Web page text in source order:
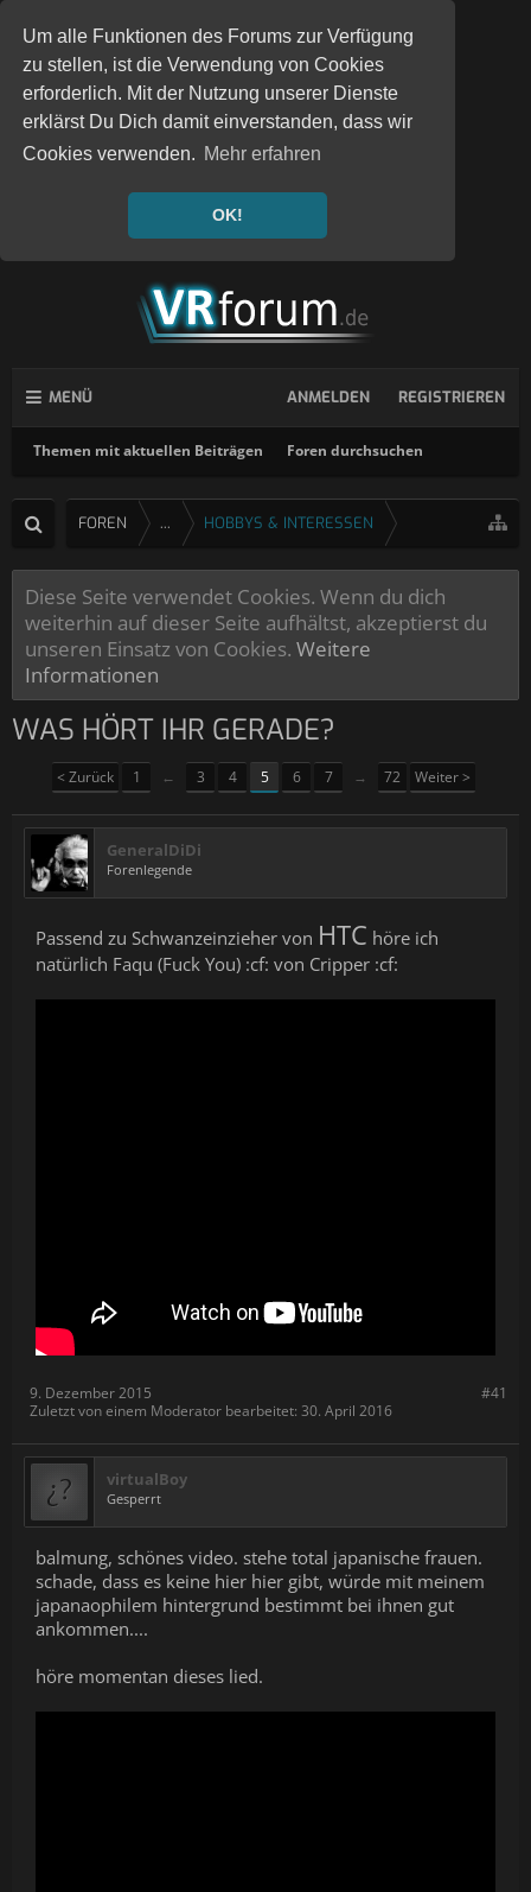
Um alle Funktionen des Forums zur Verfügung
zu stellen, ist die Verwendung von Cookies
erforderlich. Mit der Nutzung unserer Dienste
erklärst Du Dich damit einverstanden, dass wir
Cookies verwenden. Mehr erfahren
OK!
MENÜ
Themen mit aktuellen Beiträgen Foren durchsuchen
ANMELDEN REGISTRIEREN
FOREN ... HOBBYS & INTERESSEN
Diese Seite verwendet Cookies. Wenn du dich
weiterhin auf dieser Seite aufhältst, akzeptierst du
unseren Einsatz von Cookies. Weitere
Informationen
WAS HÖRT IHR GERADE?
< Zurück 1 ← 3 4 5 6 7 → 72 Weiter >
GeneralDiDi
Forenlegende
Passend zu Schwanzeinzieher von HTC höre ich
natürlich Faqu (Fuck You) :cf: von Cripper :cf:
#41
9. Dezember 2015
Zuletzt von einem Moderator bearbeitet: 30. April 2016
virtualBoy
Gesperrt
balmung, schönes video. stehe total japanische frauen.
schade, dass es keine hier hier gibt, würde mit meinem
japanaophilem hintergrund bestimmt bei ihnen gut
ankommen....
höre momentan dieses lied.